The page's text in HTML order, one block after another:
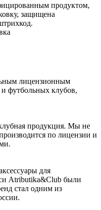
продуктом,
защищена
лицензионным
футбольных клубов,
продукция. Мы не
по лицензии и
для
Atributika&Club были
стал одним из